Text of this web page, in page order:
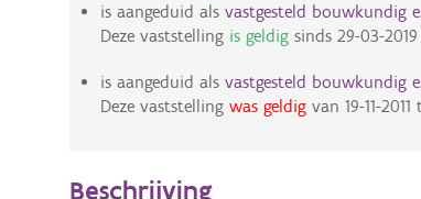
is aangeduid als vastgesteld bouwkundig
Deze vaststelling is geldigsinds 29-03-2019
is aangeduid als vastgesteld bouwkundig
Deze vaststelling was geldigvan 19-11-2011
Beschrijving